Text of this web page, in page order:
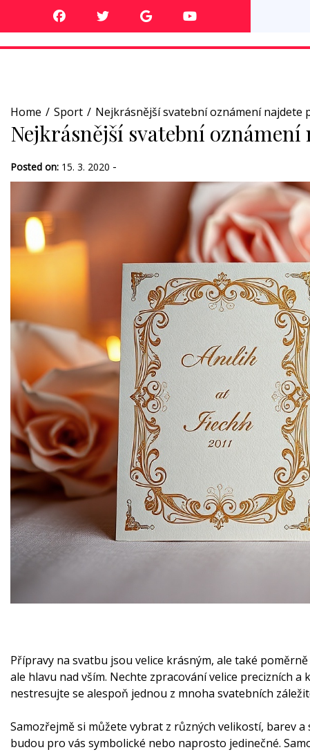
Home Sport Nejkrásnější svatební oznámení najdete
Nejkrásnější svatební oznámení
Posted on: 15. 3. 2020 -
Přípravy na svatbu jsou velice krásným, ale také
ale hlavu nad vším. Nechte zpracování velice precizních a
nestresujte se alespoň jednou z mnoha svatebních
Samozřejmě si můžete vybrat z různých velikostí, barev
budou pro vás symbolické nebo naprosto jedinečné.